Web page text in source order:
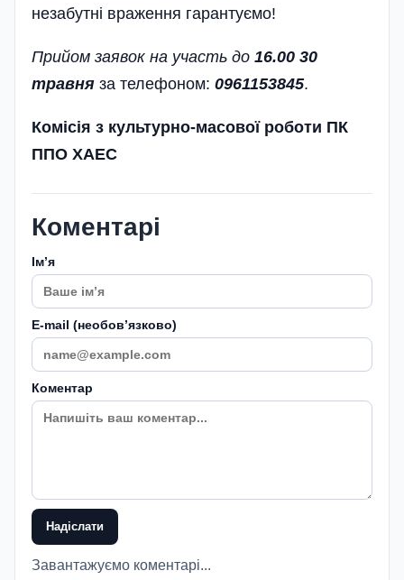
незабутні враження гарантуємо!
Прийом заявок на участь до 16.00 30
травня за телефоном: 0961153845.
Комісія з культурно-масової роботи ПК
ППО ХАЕС
Коментарі
Імʼя
E-mail (необовʼязково)
Коментар
Надіслати
Завантажуємо коментарі...